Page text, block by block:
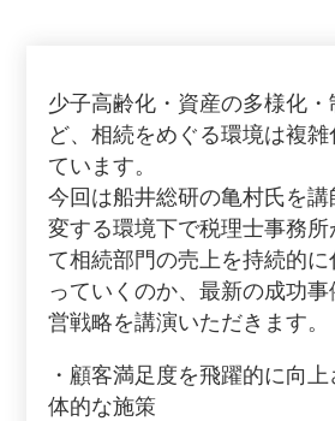
少子高齢化・資産の多様化
ど、相続をめぐる環境は複
ています。
今回は船井総研の亀村氏を
変する環境下で税理士事務所
て相続部門の売上を持続的
っていくのか、最新の成功
営戦略を講演いただきます。
・顧客満足度を飛躍的に向
体的な施策